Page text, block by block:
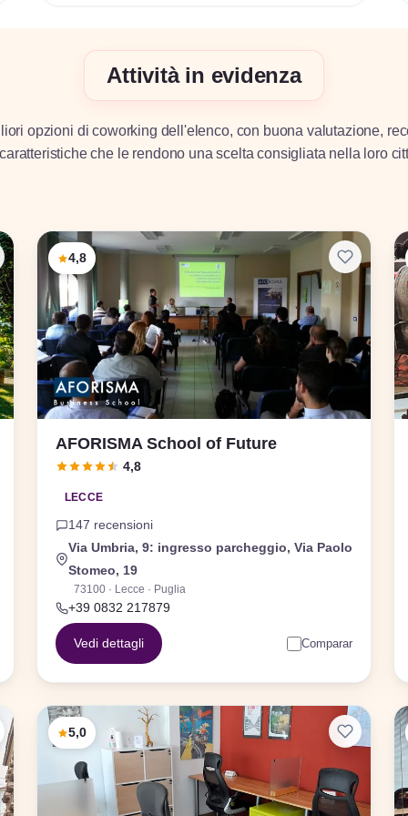
Attività in evidenza
opzioni di coworking dell'elenco, con buona valutazione,
che le rendono una scelta consigliata nella loro
4,8
AFORISMA School of Future
4,8
LECCE
147 recensioni
Via Umbria, 9: ingresso parcheggio, Via Paolo
Stomeo, 19
73100 · Lecce · Puglia
+39 0832 217879
Vedi dettagli Comparar
5,0